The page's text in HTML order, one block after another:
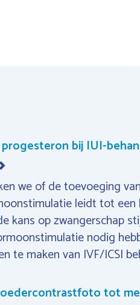
bij IUI-
we of de toevoeging
leidt tot een
kans op zwangerschap
nodig
te maken van IVF/ICSI
tot